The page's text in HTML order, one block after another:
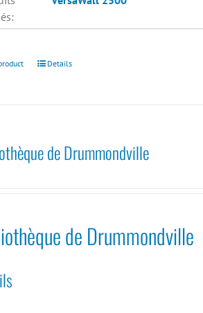
Details
de Drummondville
de Drummondville